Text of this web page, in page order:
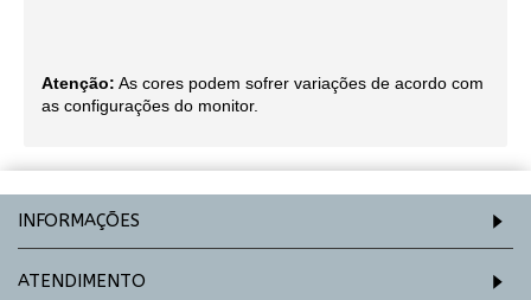
Atenção: As cores podem sofrer variações de acordo com
as configurações do monitor.
INFORMAÇÕES
ATENDIMENTO